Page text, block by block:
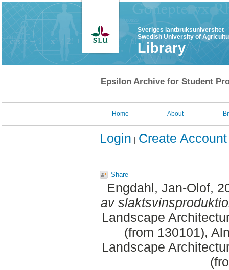
Sveriges lantbruksuniversitet
Swedish University of
Library
Epsilon Archive for Student
Home About
Login Create Account
Share
Engdahl, Jan-Olof,
av
Landscape
(from 130101),
Landscape